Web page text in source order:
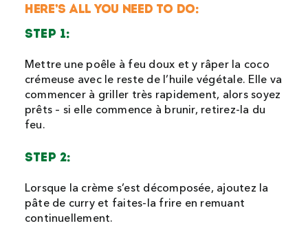
HERE’S ALL YOU NEED TO DO:
STEP 1:
Mettre une poêle à feu doux et y râper la coco
crémeuse avec le reste de l’huile végétale. Elle va
commencer à griller très rapidement, alors soyez
prêts – si elle commence à brunir, retirez-la du
feu.
STEP 2:
Lorsque la crème s’est décomposée, ajoutez la
pâte de curry et faites-la frire en remuant
continuellement.